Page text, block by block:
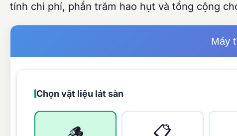
tính chi phí, phần trăm hao hụt và tổng cộng
Máy
Chọn vật liệu lát sàn